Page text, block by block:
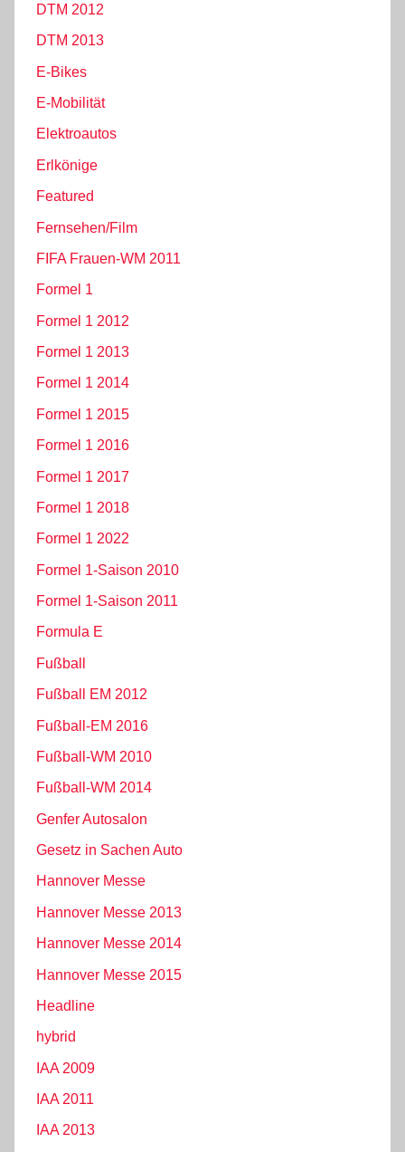
DTM 2012
DTM 2013
E-Bikes
E-Mobilität
Elektroautos
Erlkönige
Featured
Fernsehen/Film
FIFA Frauen-WM 2011
Formel 1
Formel 1 2012
Formel 1 2013
Formel 1 2014
Formel 1 2015
Formel 1 2016
Formel 1 2017
Formel 1 2018
Formel 1 2022
Formel 1-Saison 2010
Formel 1-Saison 2011
Formula E
Fußball
Fußball EM 2012
Fußball-EM 2016
Fußball-WM 2010
Fußball-WM 2014
Genfer Autosalon
Gesetz in Sachen Auto
Hannover Messe
Hannover Messe 2013
Hannover Messe 2014
Hannover Messe 2015
Headline
hybrid
IAA 2009
IAA 2011
IAA 2013